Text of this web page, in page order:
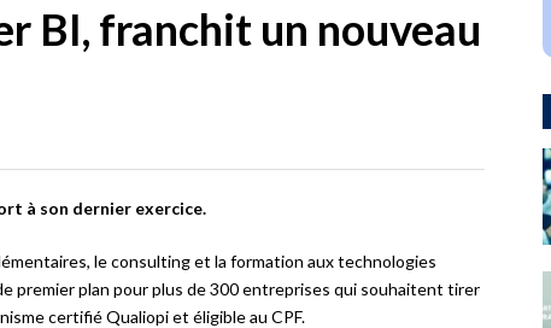
BI, franchit un nouveau
à son dernier exercice.
le consulting et la formation aux technologies
premier plan pour plus de 300 entreprises qui souhaitent tirer
certifié Qualiopi et éligible au CPF.